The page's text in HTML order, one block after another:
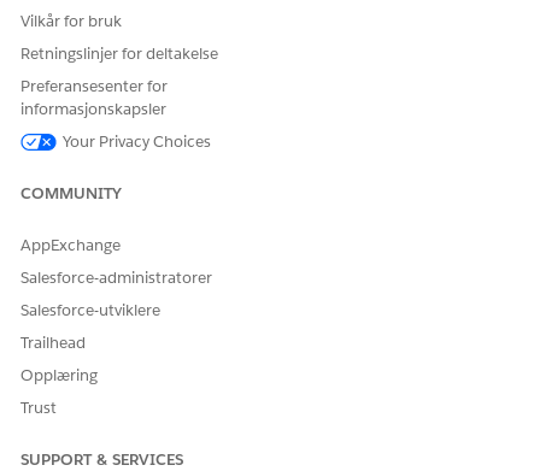
Vilkår for bruk
Retningslinjer for deltakelse
Preferansesenter for
informasjonskapsler
Your Privacy Choices
COMMUNITY
AppExchange
Salesforce-administratorer
Salesforce-utviklere
Trailhead
Opplæring
Trust
SUPPORT & SERVICES